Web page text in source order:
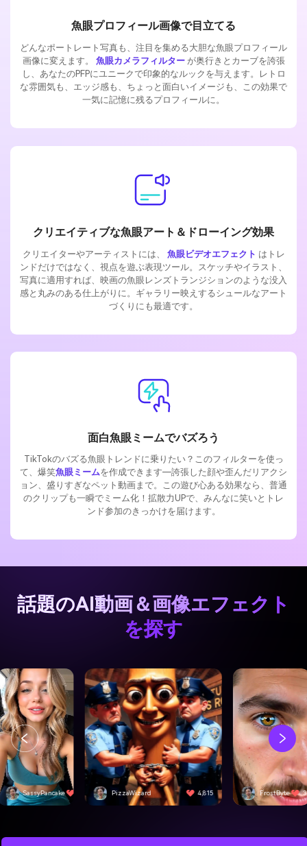
魚眼プロフィール画像で目立てる
どんなポートレート写真も、注目を集める大胆な魚眼プロフィール
画像に変えます。
魚眼カメラフィルター が奥行きとカーブを誇張
し、あなたのPFPにユニークで印象的なルックを与えます。レトロ
な雰囲気も、エッジ感も、ちょっと面白いイメージも、この効果で
一気に記憶に残るプロフィールに。
クリエイティブな魚眼アート＆ドローイング効果
クリエイターやアーティストには、 魚眼ビデオエフェクト はトレ
ンドだけではなく、視点を遊ぶ表現ツール。スケッチやイラスト、
写真に適用すれば、映画の魚眼レンズトランジションのような没入
感と丸みのある仕上がりに。ギャラリー映えするシュールなアート
づくりにも最適です。
面白魚眼ミームでバズろう
TikTokのバズる魚眼トレンドに乗りたい？このフィルターを使っ
て、爆笑魚眼ミームを作成できます―誇張した顔や歪んだリアクシ
ョン、盛りすぎなペット動画まで。この遊び心ある効果なら、普通
のクリップも一瞬でミーム化！拡散力UPで、みんなに笑いとトレ
ンド参加のきっかけを届けます。
話題のAI動画＆画像エフェクト
を探す
SassyPancake 4,501 PizzaWizard 4,815 FrostByte